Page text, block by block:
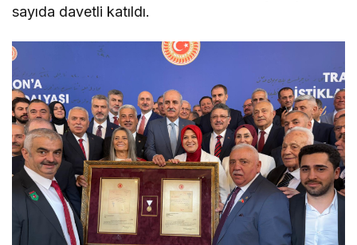
sayıda davetli katıldı.